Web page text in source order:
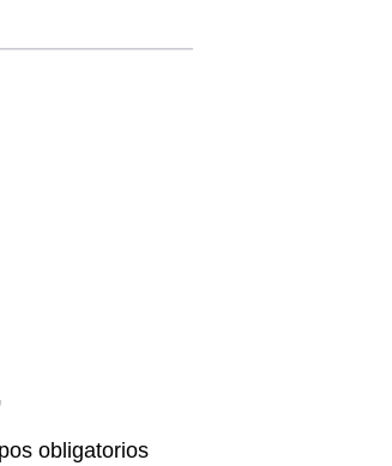
obligatorios